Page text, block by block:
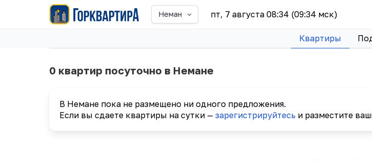
Неман пт, 7 августа 08:34 (09:34 мск)
Квартиры
0 квартир посуточно в Немане
В Немане пока не размещено ни одного предложения.
Если вы сдаете квартиры на сутки — зарегистрируйтесь и разместите